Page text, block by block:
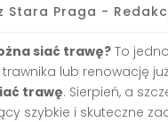
Stara Praga -
siać trawę? To
trawnika lub renowację
trawę. Sierpień, a
szybkie i skuteczne